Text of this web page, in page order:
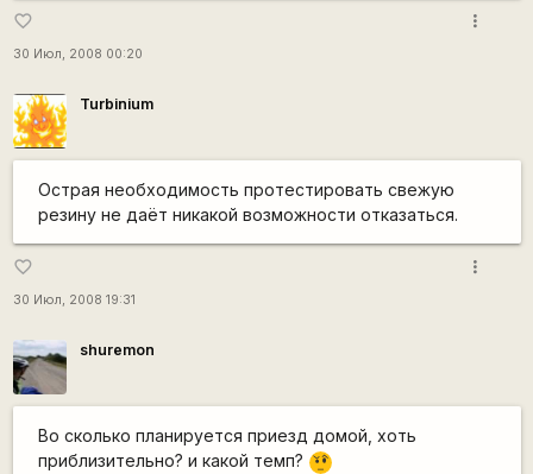
favorite_border
30 Июл, 2008 00:20
more_vert
Turbinium
Острая необходимость протестировать свежую
резину не даёт никакой возможности отказаться.
favorite_border
30 Июл, 2008 19:31
more_vert
shuremon
Во сколько планируется приезд домой, хоть
приблизительно? и какой темп? ???